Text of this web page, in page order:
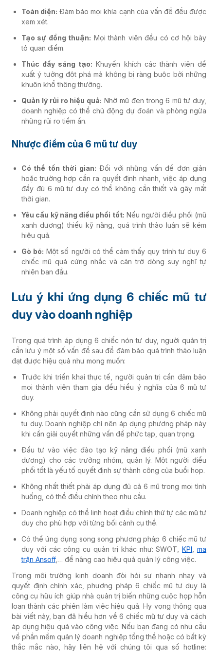
Toàn diện: Đảm bảo mọi khía cạnh của vấn đề đều được
xem xét.
Tạo sự đồng thuận: Mọi thành viên đều có cơ hội bày
tỏ quan điểm.
Thúc đẩy sáng tạo: Khuyến khích các thành viên đề
xuất ý tưởng đột phá mà không bị ràng buộc bởi những
khuôn khổ thông thường.
Quản lý rủi ro hiệu quả: Nhờ mũ đen trong 6 mũ tư duy,
doanh nghiệp có thể chủ động dự đoán và phòng ngừa
những rủi ro tiềm ẩn.
Nhược điểm của 6 mũ tư duy
Có thể tốn thời gian: Đối với những vấn đề đơn giản
hoặc trường hợp cần ra quyết định nhanh, việc áp dụng
đầy đủ 6 mũ tư duy có thể không cần thiết và gây mất
thời gian.
Yêu cầu kỹ năng điều phối tốt: Nếu người điều phối (mũ
xanh dương) thiếu kỹ năng, quá trình thảo luận sẽ kém
hiệu quả.
Gò bó: Một số người có thể cảm thấy quy trình tư duy 6
chiếc mũ quá cứng nhắc và cản trở dòng suy nghĩ tự
nhiên ban đầu.
Lưu ý khi ứng dụng 6 chiếc mũ tư
duy vào doanh nghiệp
Trong quá trình áp dụng 6 chiếc nón tư duy, người quản trị
cần lưu ý một số vấn đề sau để đảm bảo quá trình thảo luận
đạt được hiệu quả như mong muốn:
Trước khi triển khai thực tế, người quản trị cần đảm bảo
mọi thành viên tham gia đều hiểu ý nghĩa của 6 mũ tư
duy.
Không phải quyết định nào cũng cần sử dụng 6 chiếc mũ
tư duy. Doanh nghiệp chỉ nên áp dụng phương pháp này
khi cần giải quyết những vấn đề phức tạp, quan trọng.
Đầu tư vào việc đào tạo kỹ năng điều phối (mũ xanh
dương) cho các trưởng nhóm, quản lý. Một người điều
phối tốt là yếu tố quyết định sự thành công của buổi họp.
Không nhất thiết phải áp dụng đủ cả 6 mũ trong mọi tình
huống, có thể điều chỉnh theo nhu cầu.
Doanh nghiệp có thể linh hoạt điều chỉnh thứ tự các mũ tư
duy cho phù hợp với từng bối cảnh cụ thể.
Có thể ứng dụng song song phương pháp 6 chiếc mũ tư
duy với các công cụ quản trị khác như: SWOT,KPI ,ma
trận Ansoff,… để nâng cao hiệu quả quản lý công việc.
Trong môi trường kinh doanh đòi hỏi sự nhanh nhạy và
quyết định chính xác, phương pháp 6 chiếc mũ tư duy là
công cụ hữu ích giúp nhà quản trị biến những cuộc họp hỗn
loạn thành các phiên làm việc hiệu quả. Hy vọng thông qua
bài viết này, bạn đã hiểu hơn về 6 chiếc mũ tư duy và cách
áp dụng hiệu quả vào công việc. Nếu bạn đang có nhu cầu
về phần mềm quản lý doanh nghiệp tổng thể hoặc có bất kỳ
thắc mắc nào, hãy liên hệ với chúng tôi qua số hotline: